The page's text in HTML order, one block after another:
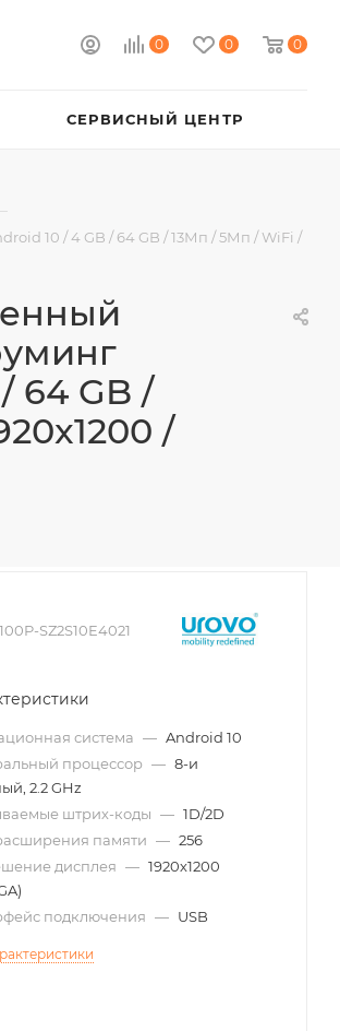
0 0 0
СЕРВИСНЫЙ ЦЕНТР
10 / 4 GB / 64 GB / 13Мп / 5Мп / WiFi /
64 GB /
/
SZ2S10E4021
система — Android 10
процессор — 8-и
2.2 GHz
штрих-коды — 1D/2D
памяти — 256
дисплея — 1920х1200
подключения — USB